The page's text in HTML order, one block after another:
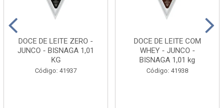
DOCE DE LEITE ZERO -
JUNCO - BISNAGA 1,01
KG
Código: 41937
DOCE DE LEITE COM
WHEY - JUNCO -
BISNAGA 1,01 kg
Código: 41938